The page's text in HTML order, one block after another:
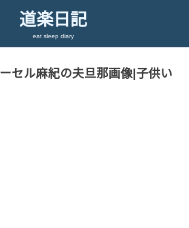
道楽日記
eat sleep diary
ーセル麻紀の夫旦那画像|子供い